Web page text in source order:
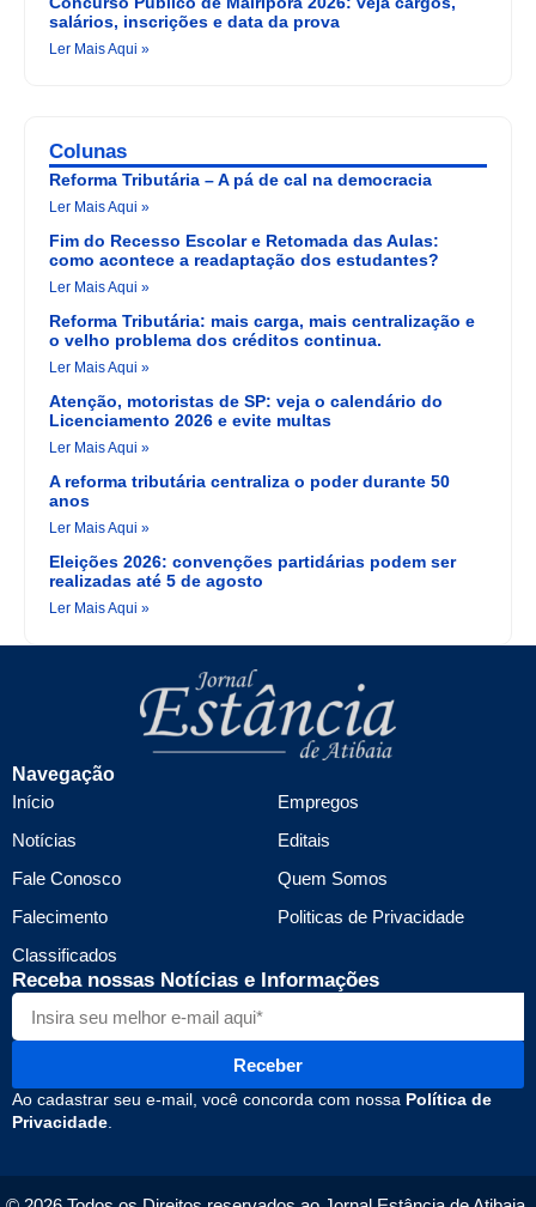
salários, inscrições e data da prova
Ler Mais Aqui »
Colunas
Reforma Tributária – A pá de cal na democracia
Ler Mais Aqui »
Fim do Recesso Escolar e Retomada das Aulas:
como acontece a readaptação dos estudantes?
Ler Mais Aqui »
Reforma Tributária: mais carga, mais centralização e
o velho problema dos créditos continua.
Ler Mais Aqui »
Atenção, motoristas de SP: veja o calendário do
Licenciamento 2026 e evite multas
Ler Mais Aqui »
A reforma tributária centraliza o poder durante 50
anos
Ler Mais Aqui »
Eleições 2026: convenções partidárias podem ser
realizadas até 5 de agosto
Ler Mais Aqui »
Navegação
Início
Notícias
Fale Conosco
Falecimento
Classificados
Empregos
Editais
Quem Somos
Politicas de Privacidade
Receba nossas Notícias e Informações
Receber
Ao cadastrar seu e-mail, você concorda com nossa Política de
Privacidade.